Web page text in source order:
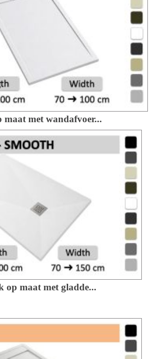
maat met wandafvoer...
op maat met gladde...